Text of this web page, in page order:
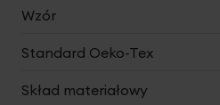
Wzór
Standard Oeko-Tex
Skład materiałowy